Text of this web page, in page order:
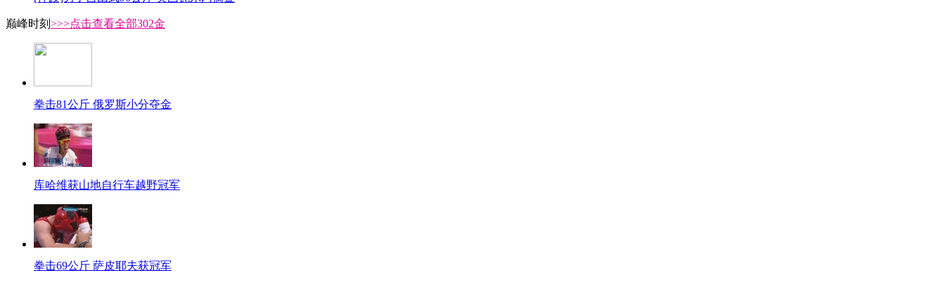
巅峰时刻 >>>点击查看全部302金
拳击81公斤 俄罗斯小分夺金
库哈维获山地自行车越野冠军
拳击69公斤 萨皮耶夫获冠军